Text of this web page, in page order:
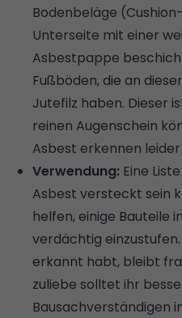
Bodenbeläge
Unterseite mit einer
Asbestpappe
Fußböden, die an
Jutefilz haben. Dieser
reinen Augenschein
Asbest erkennen
Verwendung: Eine Liste
Asbest versteckt sein
helfen, einige Bauteile
verdächtig
erkannt habt, bleibt
zuliebe solltet ihr
Bausachverständigen